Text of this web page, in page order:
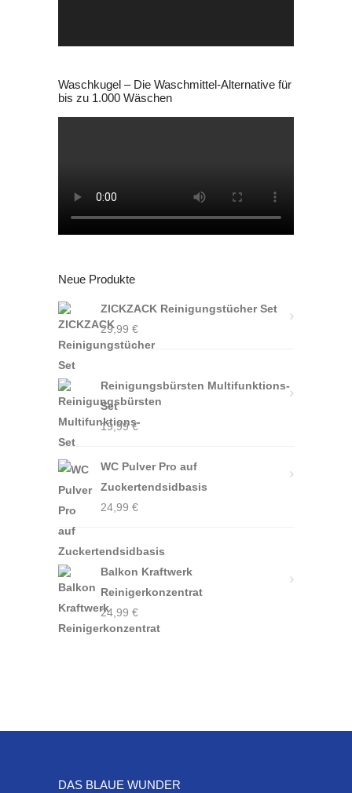
Waschkugel – Die Waschmittel-Alternative für
bis zu 1.000 Wäschen
Neue Produkte
ZICKZACK Reinigungstücher Set
29,99 €
Reinigungsbürsten Multifunktions-
Set
19,99€
WC Pulver Pro auf
Zuckertendsidbasis
24,99 €
Balkon Kraftwerk
Reinigerkonzentrat
24,99 €
DAS BLAUE WUNDER